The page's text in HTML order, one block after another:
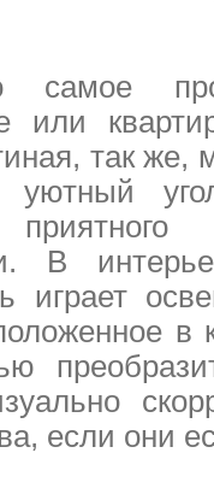
или
так же,
уютный
В
играет
в
если они